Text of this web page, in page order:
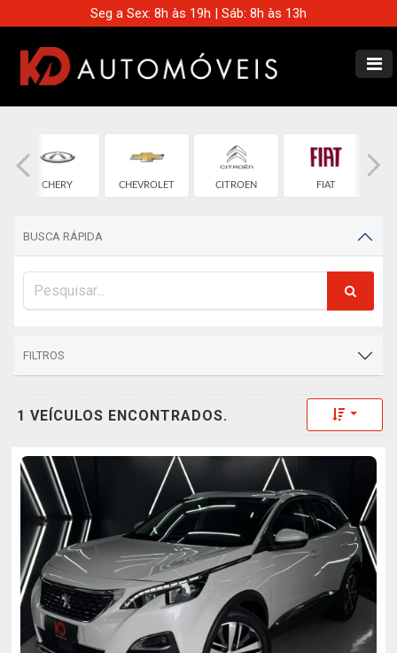
Seg a Sex: 8h às 19h | Sáb: 8h às 13h
CHERY CHEVROLET CITROEN FIAT
BUSCA RÁPIDA
FILTROS
1 VEÍCULOS ENCONTRADOS. Toggle